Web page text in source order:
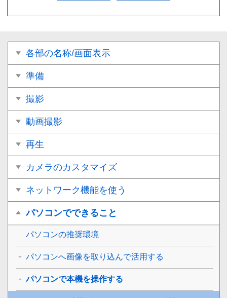
各部の名称/画面表示
準備
撮影
動画撮影
再生
カメラのカスタマイズ
ネットワーク機能を使う
パソコンでできること
パソコンの推奨環境
パソコンへ画像を取り込んで活用する
パソコンで本機を操作する